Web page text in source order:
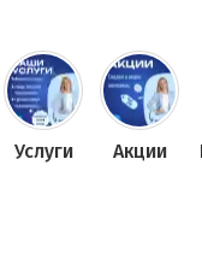
Услуги Акции